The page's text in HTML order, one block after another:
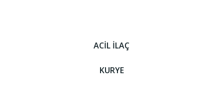
ACİL İLAÇ
KURYE